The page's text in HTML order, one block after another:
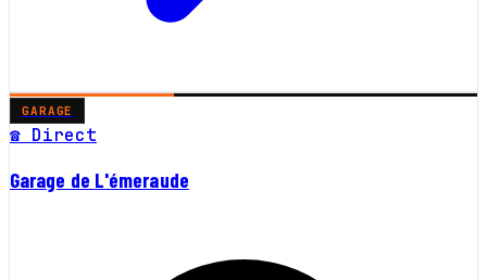
GARAGE
☎ Direct
Garage de L'émeraude